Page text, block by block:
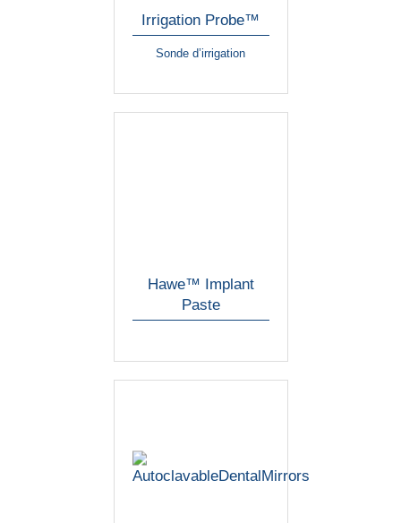
Irrigation Probe™
Sonde d’irrigation
Hawe™ Implant
Paste